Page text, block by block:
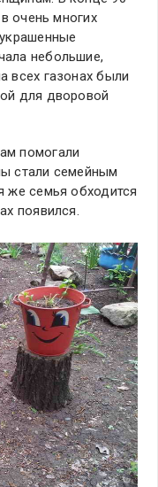
очень многих
небольшие,
всех газонах были
для дворовой
помогали
стали семейным
же семья обходится
появился.